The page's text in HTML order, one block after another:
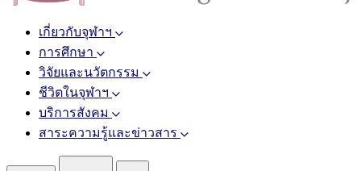
เกี่ยวกับจุฬาฯ
การศึกษา
วิจัยและนวัตกรรม
ชีวิตในจุฬาฯ
บริการสังคม
สาระความรู้และข่าวสาร